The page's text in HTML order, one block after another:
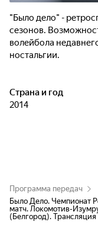
"Было дело" -
сезонов.
волейбола
ностальгии.
Страна и год
2014
Программа передач
Было Дело. Чемпионат
матч. Локомотив-
(Белгород). Трансляция